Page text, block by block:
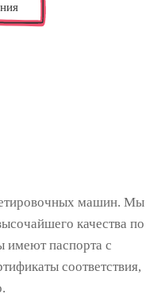
машин. Мы
качества по
паспорта с
соответствия,